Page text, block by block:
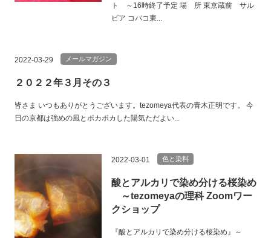
ト ～16時終了予定 場 所 東京蔵前 サル
ビア コバコ東...
2022-03-29 メールマガジン
２０２２年３月その３
皆さま いつもありがとうございます。tezomeya代表の青木正明です。 今
日の京都は強めの風とポカポカした陽気ただよい...
2022-03-01 色と染料
酸とアルカリで染め分ける桜染め
～tezomeyaの理科 Zoomワー
クショップ
『酸とアルカリで染め分ける桜染め』～